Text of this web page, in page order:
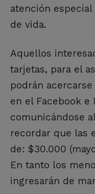
atención
de vida.
Aquellos
tarjetas, para el
podrán
en el Facebook e
comunicándose
recordar que las
de: $30.000
En tanto los
ingresarán de